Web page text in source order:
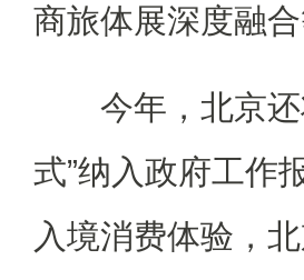
商旅体展深度融合
今年，北京还
式”纳入政府工作
入境消费体验，